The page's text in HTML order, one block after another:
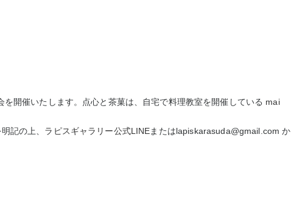
を開催いたします。点心と茶菓は、自宅で料理教室を開催している mai
記の上、 ラピスギャラリー公式LINEまたはlapiskarasuda@gmail.com か